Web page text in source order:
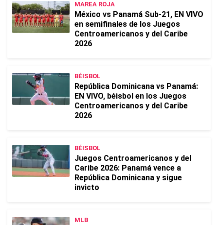
MAREA ROJA
México vs Panamá Sub-21, EN VIVO
en semifinales de los Juegos
Centroamericanos y del Caribe
2026
BÉISBOL
República Dominicana vs Panamá:
EN VIVO, béisbol en los Juegos
Centroamericanos y del Caribe
2026
BÉISBOL
Juegos Centroamericanos y del
Caribe 2026: Panamá vence a
República Dominicana y sigue
invicto
MLB